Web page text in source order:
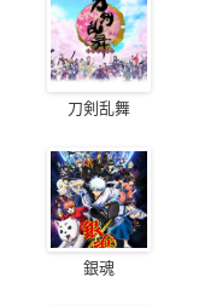
刀剣乱舞
銀魂